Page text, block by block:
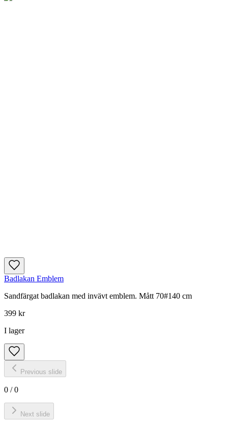
Badlakan Emblem
Sandfärgat badlakan med invävt emblem. Mått 70#140 cm
399 kr
I lager
Previous slide
0 /0
Next slide